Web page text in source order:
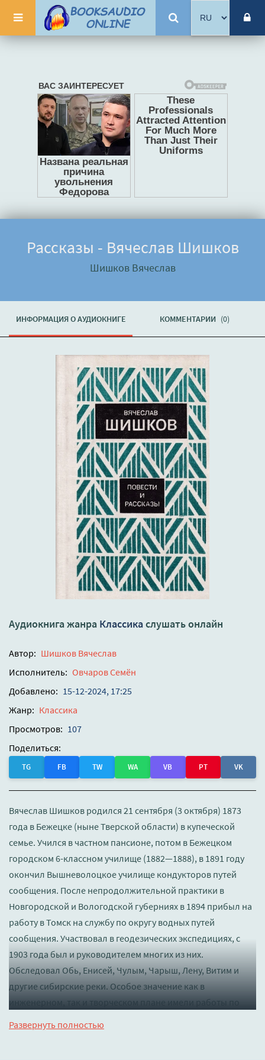
Рассказы - Вячеслав Шишков
Шишков Вячеслав
ИНФОРМАЦИЯ О АУДИОКНИГЕ КОММЕНТАРИИ (0)
Аудиокнига жанра Классикаслушать онлайн
Автор: Шишков Вячеслав
Исполнитель: Овчаров Семён
Добавлено: 15-12-2024, 17:25
Жанр: Классика
Просмотров: 107
Поделиться:
TG FB TW WA VB PT VK
Вячеслав Шишков родился 21 сентября (3 октября) 1873
года в Бежецке (ныне Тверской области) в купеческой
семье. Учился в частном пансионе, потом в Бежецком
городском 6-классном училище (1882—1888), в 1891 году
окончил Вышневолоцкое училище кондукторов путей
сообщения. После непродолжительной практики в
Новгородской и Вологодской губерниях в 1894 прибыл на
работу в Томск на службу по округу водных путей
сообщения. Участвовал в геодезических экспедициях, с
1903 года был и руководителем многих из них.
Обследовал Обь, Енисей, Чулым, Чарыш, Лену, Витим и
другие сибирские реки. Особое значение как в
инженерном, так и творческом плане имели работы по
Развернуть полностью